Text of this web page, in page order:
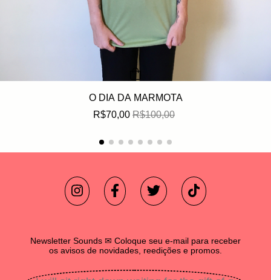
O DIA DA MARMOTA
R$70,00 R$100,00
Newsletter Sounds ✉ Coloque seu e-mail para receber
os avisos de novidades, reedições e promos.